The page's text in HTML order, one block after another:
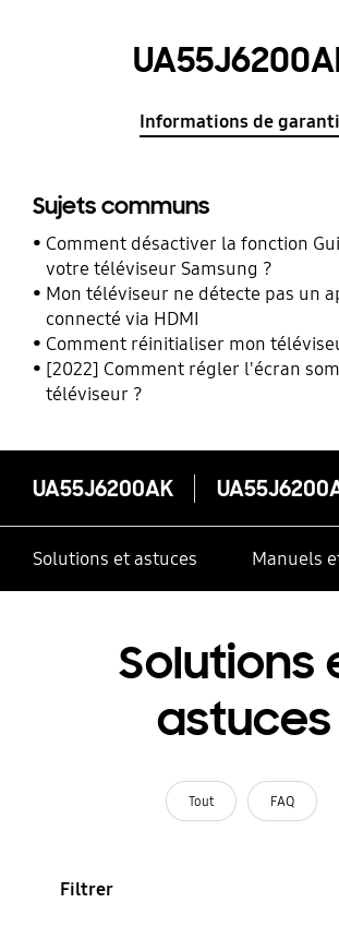
Informations de
Sujets communs
Comment désactiver la fonction
votre téléviseur Samsung ?
Mon téléviseur ne détecte pas un
connecté via HDMI
Comment réinitialiser mon
[2022] Comment régler l'écran
téléviseur ?
UA55J6200AK
Solutions et astuces Manuels
Solutions
astuces
Tout FAQ
Filtrer